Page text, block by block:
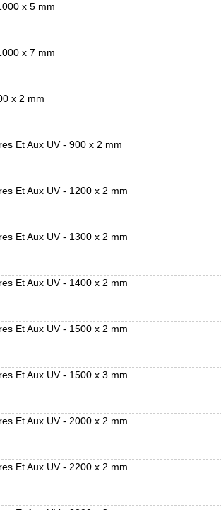
x 5 mm
x 7 mm
x 2 mm
Et Aux UV - 900 x 2 mm
Et Aux UV - 1200 x 2 mm
Et Aux UV - 1300 x 2 mm
Et Aux UV - 1400 x 2 mm
Et Aux UV - 1500 x 2 mm
Et Aux UV - 1500 x 3 mm
Et Aux UV - 2000 x 2 mm
Et Aux UV - 2200 x 2 mm